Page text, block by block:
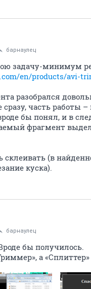
барнаулец
задачу-минимум
en/products/avi-
разобрался
сразу, часть
бы понял, и в
фрагмент
склеивать (в
куска).
барнаулец
бы получилось.
а «Сплиттер»